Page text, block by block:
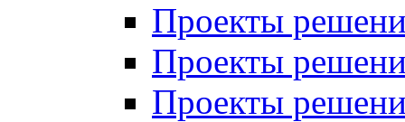
Проекты
Проекты
Проекты